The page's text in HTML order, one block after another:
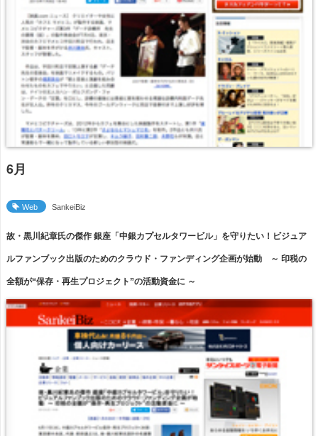
6月
Web SankeiBiz
故・黒川紀章氏の傑作 銀座「中銀カプセルタワービル」を守りたい！ビジュア
ルファンブック出版のためのクラウド・ファンディング企画が始動 ～ 印税の
全額が“保存・再生プロジェクト”の活動資金に ～